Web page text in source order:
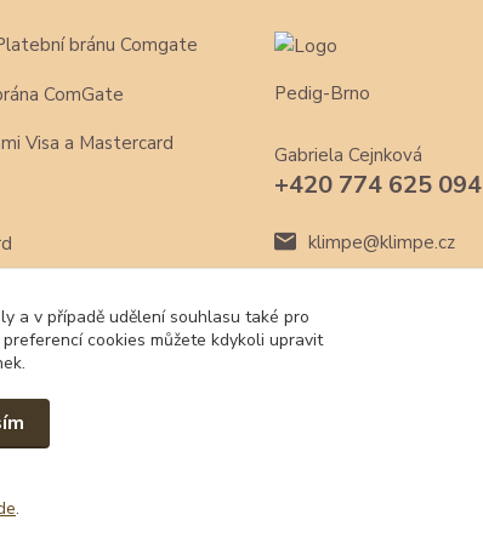
bránu Comgate
Visa a Mastercard
Pedig-Brno
Gabriela Cejnková
+420 774 625 094
klimpe@klimpe.cz
a v případě udělení souhlasu také pro
cookies můžete kdykoli upravit
.